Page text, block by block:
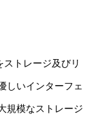
トレージ及びリ
しいインターフェ
規模なストレージ